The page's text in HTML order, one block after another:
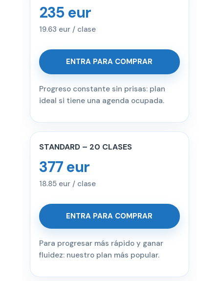
235 eur
19.63 eur / clase
ENTRA PARA COMPRAR
Progreso constante sin prisas: plan
ideal si tiene una agenda ocupada.
STANDARD – 20 CLASES
377 eur
18.85 eur / clase
ENTRA PARA COMPRAR
Para progresar más rápido y ganar
fluidez: nuestro plan más popular.